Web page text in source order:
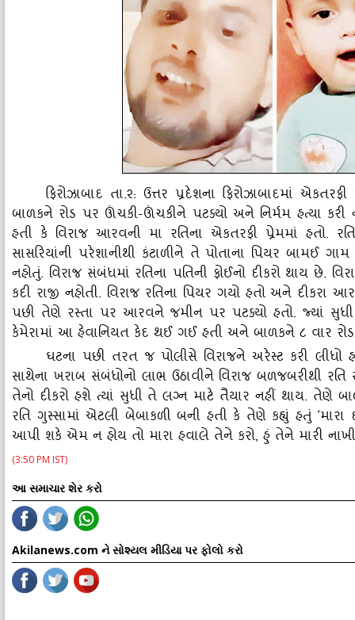
ફિરોઝાબાદ તા.૨: ઉત્તર પ્રદેશના ફિરોઝાબાદમાં
બાળકને રોડ પર ઊંચકી-ઊંચકીને પટક્‍યો અને નિર્મમ હત્‍યા
હતી કે વિરાજ આરવની મા રતિના એકતરફી પ્રેમમાં હતો.
સાસરિયાંની પરેશાનીથી કંટાળીને તે પોતાના પિયર બામઈ
નહોતું. વિરાજ સંબંધમાં રતિના પતિની ફોઈનો દીકરો થાય છે.
કદી રાજી નહોતી. વિરાજ રતિના પિયર ગયો હતો અને
પછી તેણે રસ્‍તા પર આરવને જમીન પર પટક્‍યો હતો. જ્‍યાં
કેમેરામાં આ હેવાનિયત કેદ થઈ ગઈ હતી અને બાળકને ૮ વાર રોડ
ઘટના પછી તરત જ પોલીસે વિરાજને અરેસ્‍ટ કરી લીધો
સાથેના ખરાબ સંબંધોનો લાભ ઉઠાવીને વિરાજ બળજબરીથી
તેનો દીકરો હશે ત્‍યાં સુધી તે લગ્ન માટે તૈયાર નહીં થાય. તેણે
રતિ ગુસ્‍સામાં એટલી બેબાકળી બની હતી કે તેણે કહ્યું હતું ‘મારા
આપી શકે એમ ન હોય તો મારા હવાલે તેને કરો, હું તેને મારી
(3:50 PM IST)
આ સમાચાર શેર કરો
Akilanews.com ને સોશ્યલ મીડિયા પર ફોલો કરો